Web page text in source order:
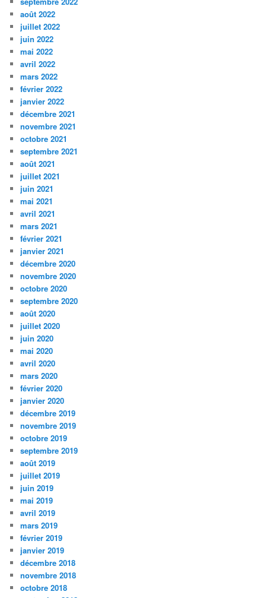
août 2022
juillet 2022
juin 2022
mai 2022
avril 2022
mars 2022
février 2022
janvier 2022
décembre 2021
novembre 2021
octobre 2021
septembre 2021
août 2021
juillet 2021
juin 2021
mai 2021
avril 2021
mars 2021
février 2021
janvier 2021
décembre 2020
novembre 2020
octobre 2020
septembre 2020
août 2020
juillet 2020
juin 2020
mai 2020
avril 2020
mars 2020
février 2020
janvier 2020
décembre 2019
novembre 2019
octobre 2019
septembre 2019
août 2019
juillet 2019
juin 2019
mai 2019
avril 2019
mars 2019
février 2019
janvier 2019
décembre 2018
novembre 2018
octobre 2018